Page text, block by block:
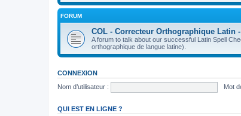
FORUM
COL - Correcteur Orthographique Latin
A forum to talk about our successful Latin Spell
orthographique de langue latine).
CONNEXION
Nom d’utilisateur :
Mot
QUI EST EN LIGNE ?